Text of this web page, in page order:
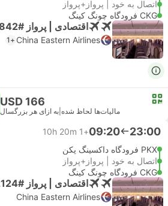
اتصال به خود | پرواز+پرواز
CKG فرودگاه چونگ کینگ
اقتصادی | پرواز #MU2842
China Eastern Airlines
+1
USD 166
مالیات‌ها لحاظ شده به ازای هر بزرگسال
23:00
09:20
+1
10h 20m
PKX فرودگاه داکسینگ پکن
اتصال به خود | پرواز+پرواز
CKG فرودگاه چونگ کینگ
اقتصادی | پرواز #MU2124
China Eastern Airlines